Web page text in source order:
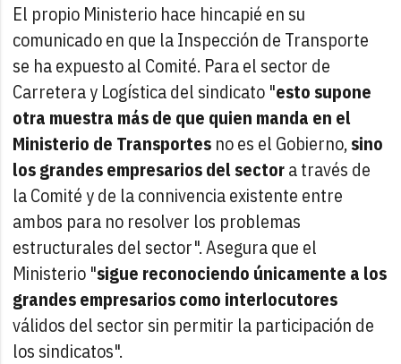
El propio Ministerio hace hincapié en su
comunicado en que la Inspección de Transporte
se ha expuesto al Comité. Para el sector de
Carretera y Logística del sindicato "esto supone
otra muestra más de que quien manda en el
Ministerio de Transportes no es el Gobierno,sino
los grandes empresarios del sectora través de
la Comité y de la connivencia existente entre
ambos para no resolver los problemas
estructurales del sector". Asegura que el
Ministerio "sigue reconociendo únicamente a los
grandes empresarios como interlocutores
válidos del sector sin permitir la participación de
los sindicatos".